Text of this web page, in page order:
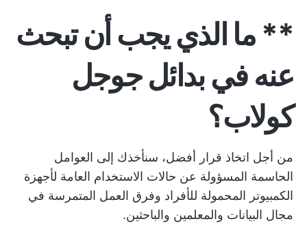
** ما الذي يجب أن تبحث
عنه في بدائل جوجل
كولاب؟
من أجل اتخاذ قرار أفضل، سنأخذك إلى العوامل
الحاسمة المسؤولة عن حالات الاستخدام العامة لأجهزة
الكمبيوتر المحمولة للأفراد وفرق العمل المتمرسة في
مجال البيانات والمعلمين والباحثين.